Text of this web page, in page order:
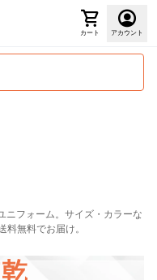
カート アカウント
ニフォーム。サイズ・カラーな
料無料でお届け。